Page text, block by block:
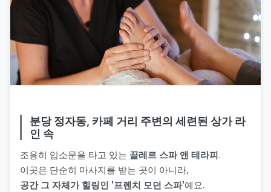
분당 정자동, 카페 거리 주변의 세련된 상가 라
인 속
조용히 입소문을 타고 있는 끌레르 스파 앤 테라피.
이곳은 단순히 마사지를 받는 곳이 아니라,
공간 그 자체가 힐링인 '프렌치 모던 스파'예요.